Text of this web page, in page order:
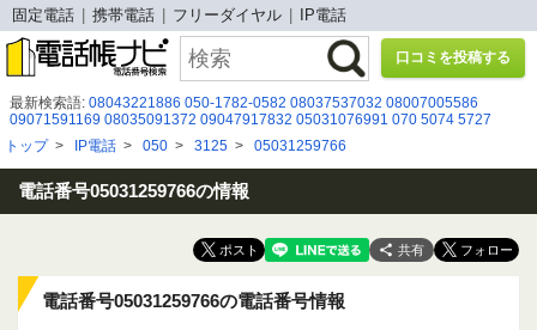
固定電話 携帯電話 フリーダイヤル IP電話
口コミを投稿する
最新検索語: 08043221886 050-1782-0582 08037537032 08007005586
09071591169 08035091372 09047917832 05031076991 070 5074 5727
0671660351 05031207874
050-1780-5114 08023767470 0862268900 0367320341
0120559778 08059874458 08028984775 08003000741 06-7526-4700
0886265980
トップ> IP電話 > 050 > 3125 > 05031259766
電話番号05031259766の情報
共有
電話番号05031259766の電話番号情報